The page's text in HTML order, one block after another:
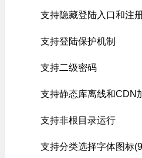
支持隐藏登陆入口和注
支持登陆保护机制
支持二级密码
支持静态库离线和CDN
支持非根目录运行
支持分类选择字体图标